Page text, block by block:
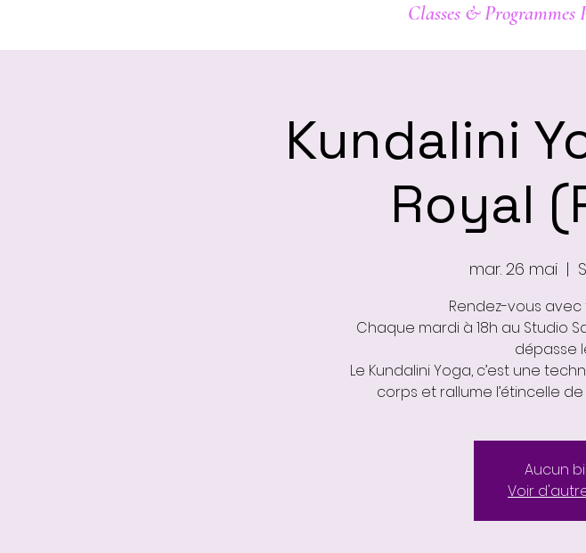
Classes &
Kundalini
Royal
mar. 26 mai
  |
Rendez-vous
Chaque mardi à 18h au Studio
dépasse
Le Kundalini Yoga, c’est une
corps et rallume l’étincelle
Aucun
Voir